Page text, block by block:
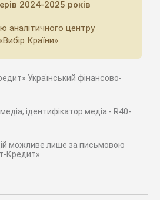
2024-2025 років
аналітичного центру
«Вибір Країни»
Український фінансово-
ідентифікатор медіа - R40-
можливе лише за письмовою
Кредит»